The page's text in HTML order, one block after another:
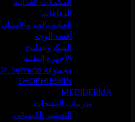
الدفاعات
العناية بالفم والأسنان
أقنعة الوجه
الميكرونيدلينج
الأجهزة الطبية
مجموعة Dr. Serrano
SHOPHIESKIN
MEDIDERMA
تدريبات المنتجات
التقشير الكيميائي